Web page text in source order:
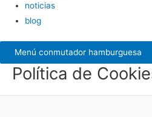
noticias
blog
Menú conmutador hamburguesa
Política de